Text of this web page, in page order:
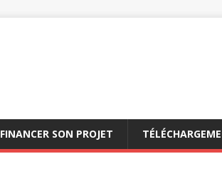
FINANCER SON PROJET